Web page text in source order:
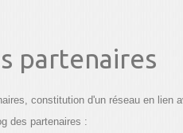
partenaires
constitution d'un réseau en lien
des partenaires :